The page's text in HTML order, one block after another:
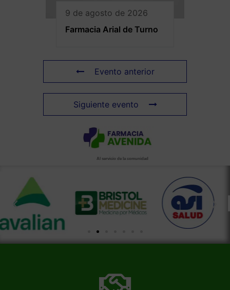
9 de agosto de 2026
Farmacia Arial de Turno
Evento anterior
Siguiente evento
Al servicio de la comunidad
Más información de nuestra farmacia